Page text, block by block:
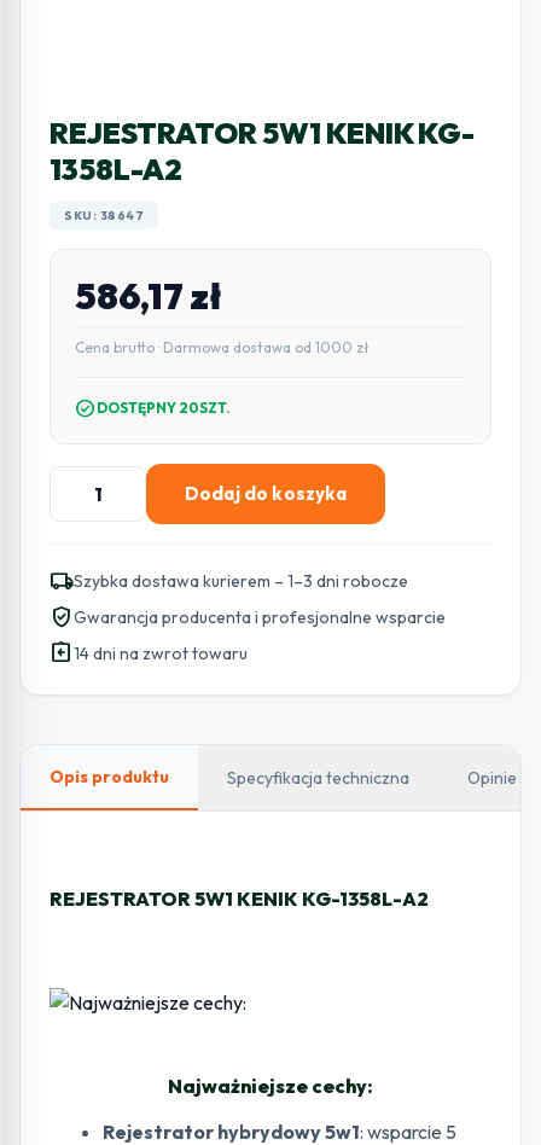
REJESTRATOR 5W1 KENIK KG-
1358L-A2
SKU: 38647
586,17zł
Cena brutto · Darmowa dostawa od 1000 zł
check_circle DOSTĘPNY 20SZT.
ilość
REJESTRATOR
KENIK
KG-
1358L-
A2
Dodaj do koszyka
local_shippingSzybka dostawa kurierem – 1–3 dni robocze
verified_userGwarancja producenta i profesjonalne wsparcie
assignment_return14 dni na zwrot towaru
Opis produktu Specyfikacja techniczna Opinie
REJESTRATOR 5W1 KENIK KG-1358L-A2
Najważniejsze cechy:
Rejestrator hybrydowy 5w1: wsparcie 5